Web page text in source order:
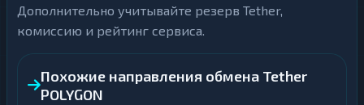
Дополнительно учитывайте резерв Tether,
комиссию и рейтинг сервиса.
Похожие направления обмена Tether
POLYGON